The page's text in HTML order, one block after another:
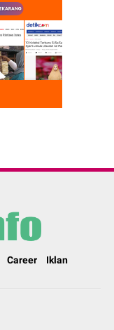
Career Iklan